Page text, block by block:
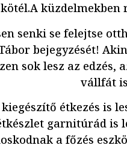
senki se felejtse
bejegyzését!
sok lesz az edzés,
vállfát
étkezés is
garnitúrád is
a főzés